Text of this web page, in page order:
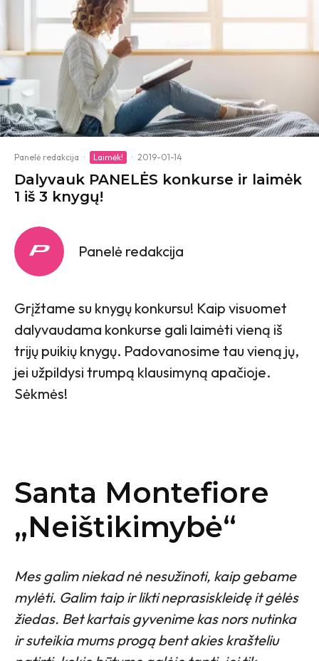
Panelė redakcija · Laimėk! · 2019-01-14
Dalyvauk PANELĖS konkurse ir laimėk
1 iš 3 knygų!
Panelė redakcija
Grįžtame su knygų konkursu! Kaip visuomet
dalyvaudama konkurse gali laimėti vieną iš
trijų puikių knygų. Padovanosime tau vieną jų,
jei užpildysi trumpą klausimyną apačioje.
Sėkmės!
Santa Montefiore
„Neištikimybė“
Mes galim niekad nė nesužinoti, kaip gebame
mylėti. Galim taip ir likti neprasiskleidę it gėlės
žiedas. Bet kartais gyvenime kas nors nutinka
ir suteikia mums progą bent akies krašteliu